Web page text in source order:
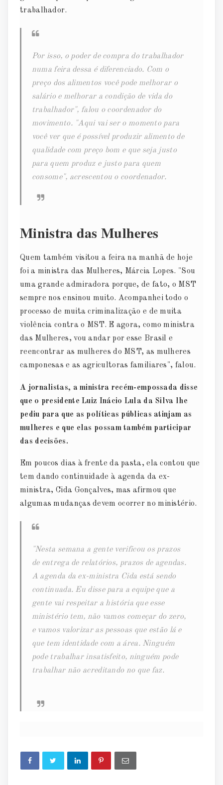
trabalhador.
Por isso, o poder de compra do trabalhador
numa feira dessa é diferenciado. Com o
preço dos alimentos você pode melhorar o
salário e melhorar a condição de vida do
trabalhador", falou o coordenador do
movimento. "Aqui vai ser o momento para
você ver que é possível produzir alimento de
qualidade com preço bom e que seja justo
para quem produz e justo para quem
consome", acrescentou o coordenador.
Ministra das Mulheres
Quem também visitou a feira na manhã de hoje
foi a ministra das Mulheres, Márcia Lopes. "Sou
uma grande admiradora porque, de fato, o MST
sempre nos ensinou muito. Acompanhei todo o
processo de muita criminalização e de muita
violência contra o MST. E agora, como ministra
das Mulheres, vou andar por esse Brasil e
reencontrar as mulheres do MST, as mulheres
camponesas e as agricultoras familiares", falou.
A jornalistas, a ministra recém-empossada disse
que o presidente Luiz Inácio Lula da Silva lhe
pediu para que as políticas públicas atinjam as
mulheres e que elas possam também participar
das decisões.
Em poucos dias à frente da pasta, ela contou que
tem dando continuidade à agenda da ex-
ministra, Cida Gonçalves, mas afirmou que
algumas mudanças devem ocorrer no ministério.
"Nesta semana a gente verificou os prazos
de entrega de relatórios, prazos de agendas.
A agenda da ex-ministra Cida está sendo
continuada. Eu disse para a equipe que a
gente vai respeitar a história que esse
ministério tem, não vamos começar do zero,
e vamos valorizar as pessoas que estão lá e
que tem identidade com a área. Ninguém
pode trabalhar insatisfeito, ninguém pode
trabalhar não acreditando no que faz.